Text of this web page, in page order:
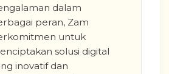
dalam
peran, Zam
untuk
solusi digital
inovatif dan